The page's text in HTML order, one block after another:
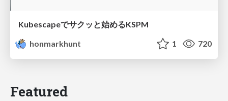
Kubescapeでサクッと始めるKSPM
honmarkhunt
1 720
Featured